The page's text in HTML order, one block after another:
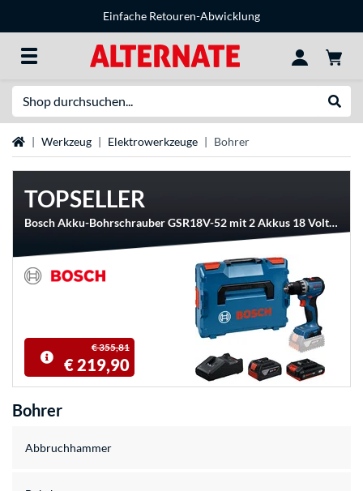
Einfache Retouren-Abwicklung
StartseiteWerkzeug Elektrowerkzeuge Bohrer
TOPSELLER
Bosch Akku-Bohrschrauber GSR18V-52 mit 2 Akkus 18 Volt 4.0 Ah und 2.0 Ah in L-BOXX
€ 355,81
€ 219,90
Bohrer
Abbruchhammer